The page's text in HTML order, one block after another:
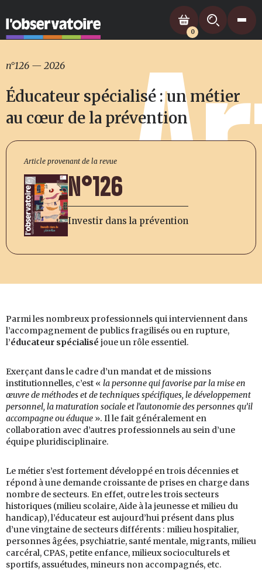
0
n°126 — 2026
Éducateur spécialisé : un métier
au cœur de la prévention
Article provenant de la revue
N°126
Investir dans la prévention
Parmi les nombreux professionnels qui interviennent dans
l’accompagnement de publics fragilisés ou en rupture,
l’éducateur spécialisé joue un rôle essentiel.
Exerçant dans le cadre d’un mandat et de missions
institutionnelles, c’est « la personne qui favorise par la mise en
œuvre de méthodes et de techniques spécifiques, le développement
personnel, la maturation sociale et l’autonomie des personnes qu’il
accompagne ou éduque ». Il le fait généralement en
collaboration avec d’autres professionnels au sein d’une
équipe pluridisciplinaire.
Le métier s’est fortement développé en trois décennies et
répond à une demande croissante de prises en charge dans
nombre de secteurs. En effet, outre les trois secteurs
historiques (milieu scolaire, Aide à la jeunesse et milieu du
handicap), l’éducateur est aujourd’hui présent dans plus
d’une vingtaine de secteurs différents : milieu hospitalier,
personnes âgées, psychiatrie, santé mentale, migrants, milieu
carcéral, CPAS, petite enfance, milieux socioculturels et
sportifs, assuétudes, mineurs non accompagnés, etc.